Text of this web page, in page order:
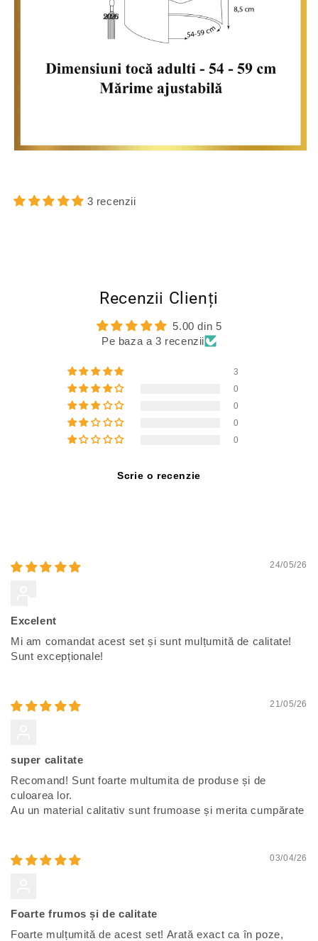
3 recenzii
Recenzii Clienți
5.00 din 5
Pe baza a 3 recenzii
3
0
0
0
0
Scrie o recenzie
24/05/26
Excelent
Mi am comandat acest set și sunt mulțumită de calitate!
Sunt excepționale!
21/05/26
super calitate
Recomand! Sunt foarte multumita de produse și de
culoarea lor.
Au un material calitativ sunt frumoase și merita cumpărate
03/04/26
Foarte frumos și de calitate
Foarte mulțumită de acest set! Arată exact ca în poze,